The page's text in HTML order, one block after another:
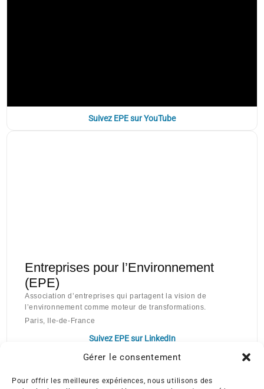
Gérer le consentement
Pour offrir les meilleures expériences, nous utilisons des
Suivez EPE sur YouTube
Entreprises pour l’Environnement
(EPE)
Association d’entreprises qui partagent la vision de
l’environnement comme moteur de transformations.
Paris, Ile-de-France
Suivez EPE sur LinkedIn